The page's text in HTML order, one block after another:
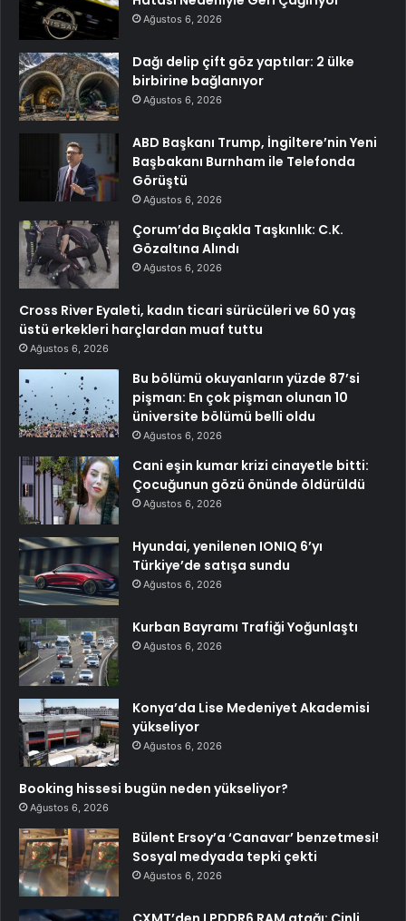
Ağustos 6, 2026
Dağı delip çift göz yaptılar: 2 ülke
birbirine bağlanıyor
Ağustos 6, 2026
ABD Başkanı Trump, İngiltere’nin Yeni
Başbakanı Burnham ile Telefonda
Görüştü
Ağustos 6, 2026
Çorum’da Bıçakla Taşkınlık: C.K.
Gözaltına Alındı
Ağustos 6, 2026
Cross River Eyaleti, kadın ticari sürücüleri ve 60 yaş
üstü erkekleri harçlardan muaf tuttu
Ağustos 6, 2026
Bu bölümü okuyanların yüzde 87’si
pişman: En çok pişman olunan 10
üniversite bölümü belli oldu
Ağustos 6, 2026
Cani eşin kumar krizi cinayetle bitti:
Çocuğunun gözü önünde öldürüldü
Ağustos 6, 2026
Hyundai, yenilenen IONIQ 6’yı
Türkiye’de satışa sundu
Ağustos 6, 2026
Kurban Bayramı Trafiği Yoğunlaştı
Ağustos 6, 2026
Konya’da Lise Medeniyet Akademisi
yükseliyor
Ağustos 6, 2026
Booking hissesi bugün neden yükseliyor?
Ağustos 6, 2026
Bülent Ersoy’a ‘Canavar’ benzetmesi!
Sosyal medyada tepki çekti
Ağustos 6, 2026